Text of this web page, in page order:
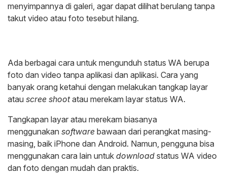
menyimpannya di galeri, agar dapat dilihat berulang tanpa
takut video atau foto tesebut hilang.
Ada berbagai cara untuk mengunduh status WA berupa
foto dan video tanpa aplikasi dan aplikasi. Cara yang
banyak orang ketahui dengan melakukan tangkap layar
atau scree shootatau merekam layar status WA.
Tangkapan layar atau merekam biasanya
menggunakan software bawaan dari perangkat masing-
masing, baik iPhone dan Android. Namun, pengguna bisa
menggunakan cara lain untuk download status WA video
dan foto dengan mudah dan praktis.